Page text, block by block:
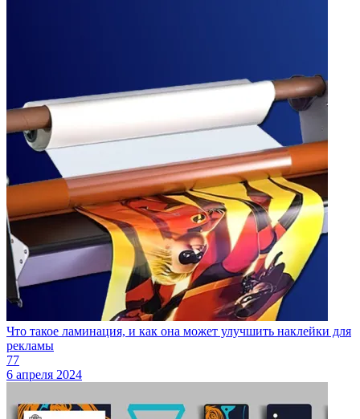
Что такое ламинация, и как она может улучшить наклейки для
рекламы
77
6 апреля 2024